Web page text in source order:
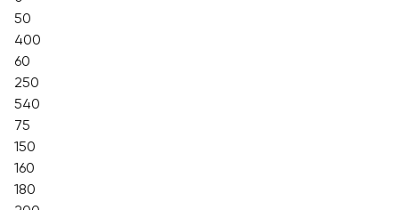
50
400
60
250
540
75
150
160
180